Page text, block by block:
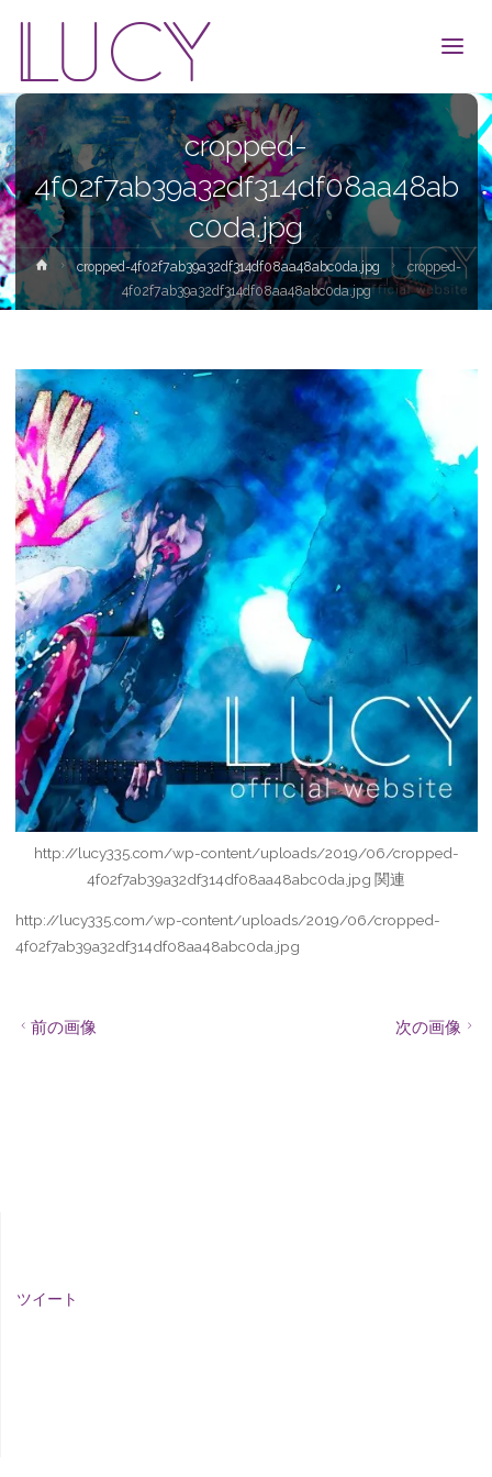
LUCY
cropped-
4f02f7ab39a32df314df08aa48ab
c0da.jpg
ホ
ー
ム
cropped-4f02f7ab39a32df314df08aa48abc0da.jpg
cropped-
4f02f7ab39a32df314df08aa48abc0da.jpg
http://lucy335.com/wp-content/uploads/2019/06/cropped-
4f02f7ab39a32df314df08aa48abc0da.jpg 関連
http://lucy335.com/wp-content/uploads/2019/06/cropped-
4f02f7ab39a32df314df08aa48abc0da.jpg
前の画像 次の画像
ツイート